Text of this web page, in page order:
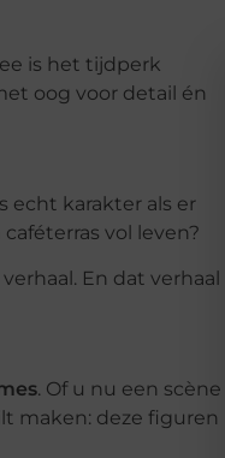
is het tijdperk
oog voor detail én
echt karakter als er
vol leven?
En dat verhaal
. Of u nu een scène
maken: deze figuren